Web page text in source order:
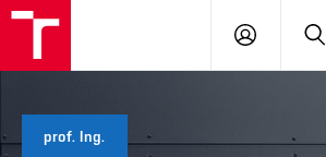
PŘIHLÁSIT
prof. Ing.